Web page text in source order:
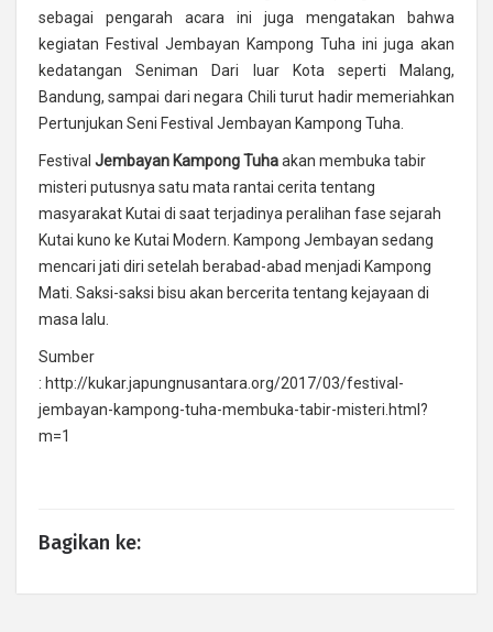
sebagai pengarah acara ini juga mengatakan bahwa
kegiatan Festival Jembayan Kampong Tuha ini juga akan
kedatangan Seniman Dari luar Kota seperti Malang,
Bandung, sampai dari negara Chili turut hadir memeriahkan
Pertunjukan Seni Festival Jembayan Kampong Tuha.
Festival Jembayan Kampong Tuhaakan membuka tabir
misteri putusnya satu mata rantai cerita tentang
masyarakat Kutai di saat terjadinya peralihan fase sejarah
Kutai kuno ke Kutai Modern. Kampong Jembayan sedang
mencari jati diri setelah berabad-abad menjadi Kampong
Mati. Saksi-saksi bisu akan bercerita tentang kejayaan di
masa lalu.
Sumber
: http://kukar.japungnusantara.org/2017/03/festival-
jembayan-kampong-tuha-membuka-tabir-misteri.html?
m=1
Bagikan ke: